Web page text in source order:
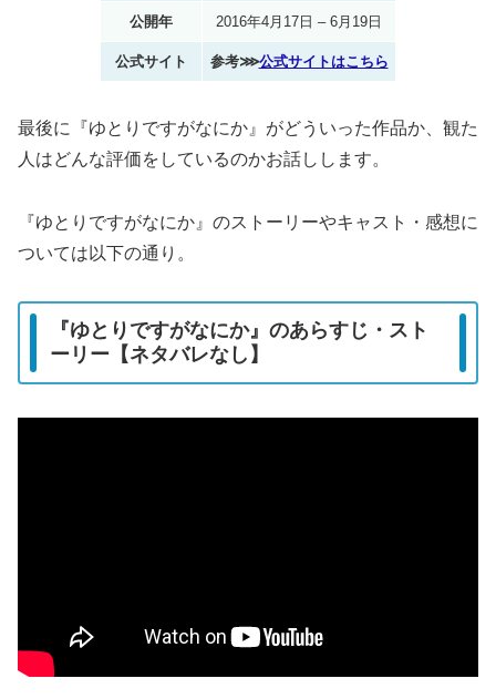
公開年 2016年4月17日 – 6月19日
公式サイト 参考⋙公式サイトはこちら
最後に『ゆとりですがなにか』がどういった作品か、観た
人はどんな評価をしているのかお話しします。
『ゆとりですがなにか』のストーリーやキャスト・感想に
ついては以下の通り。
『ゆとりですがなにか』のあらすじ・スト
ーリー【ネタバレなし】